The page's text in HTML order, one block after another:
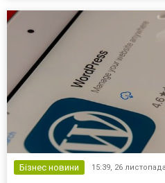
освітлення,...
Бізнес новини 15:39, 26